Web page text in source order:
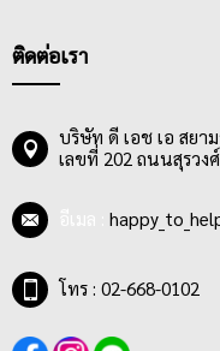
ติดต่อเรา
บริษัท ดี เอช เอ สยา
เลขที่ 202 ถนนสุรวง
โทร : 02-668-0102